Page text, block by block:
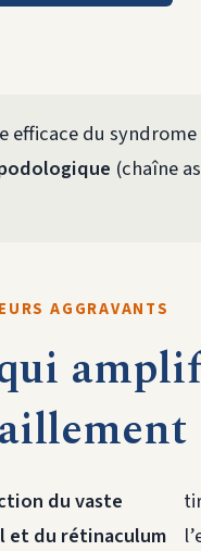
efficace du
(chaîne
AGGRAVANTS
du vaste
et du rétinaculum